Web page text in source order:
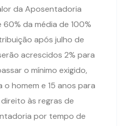
da Aposentadoria
da média de 100%
após julho de
acrescidos 2% para
o mínimo exigido,
homem e 15 anos para
às regras de
por tempo de